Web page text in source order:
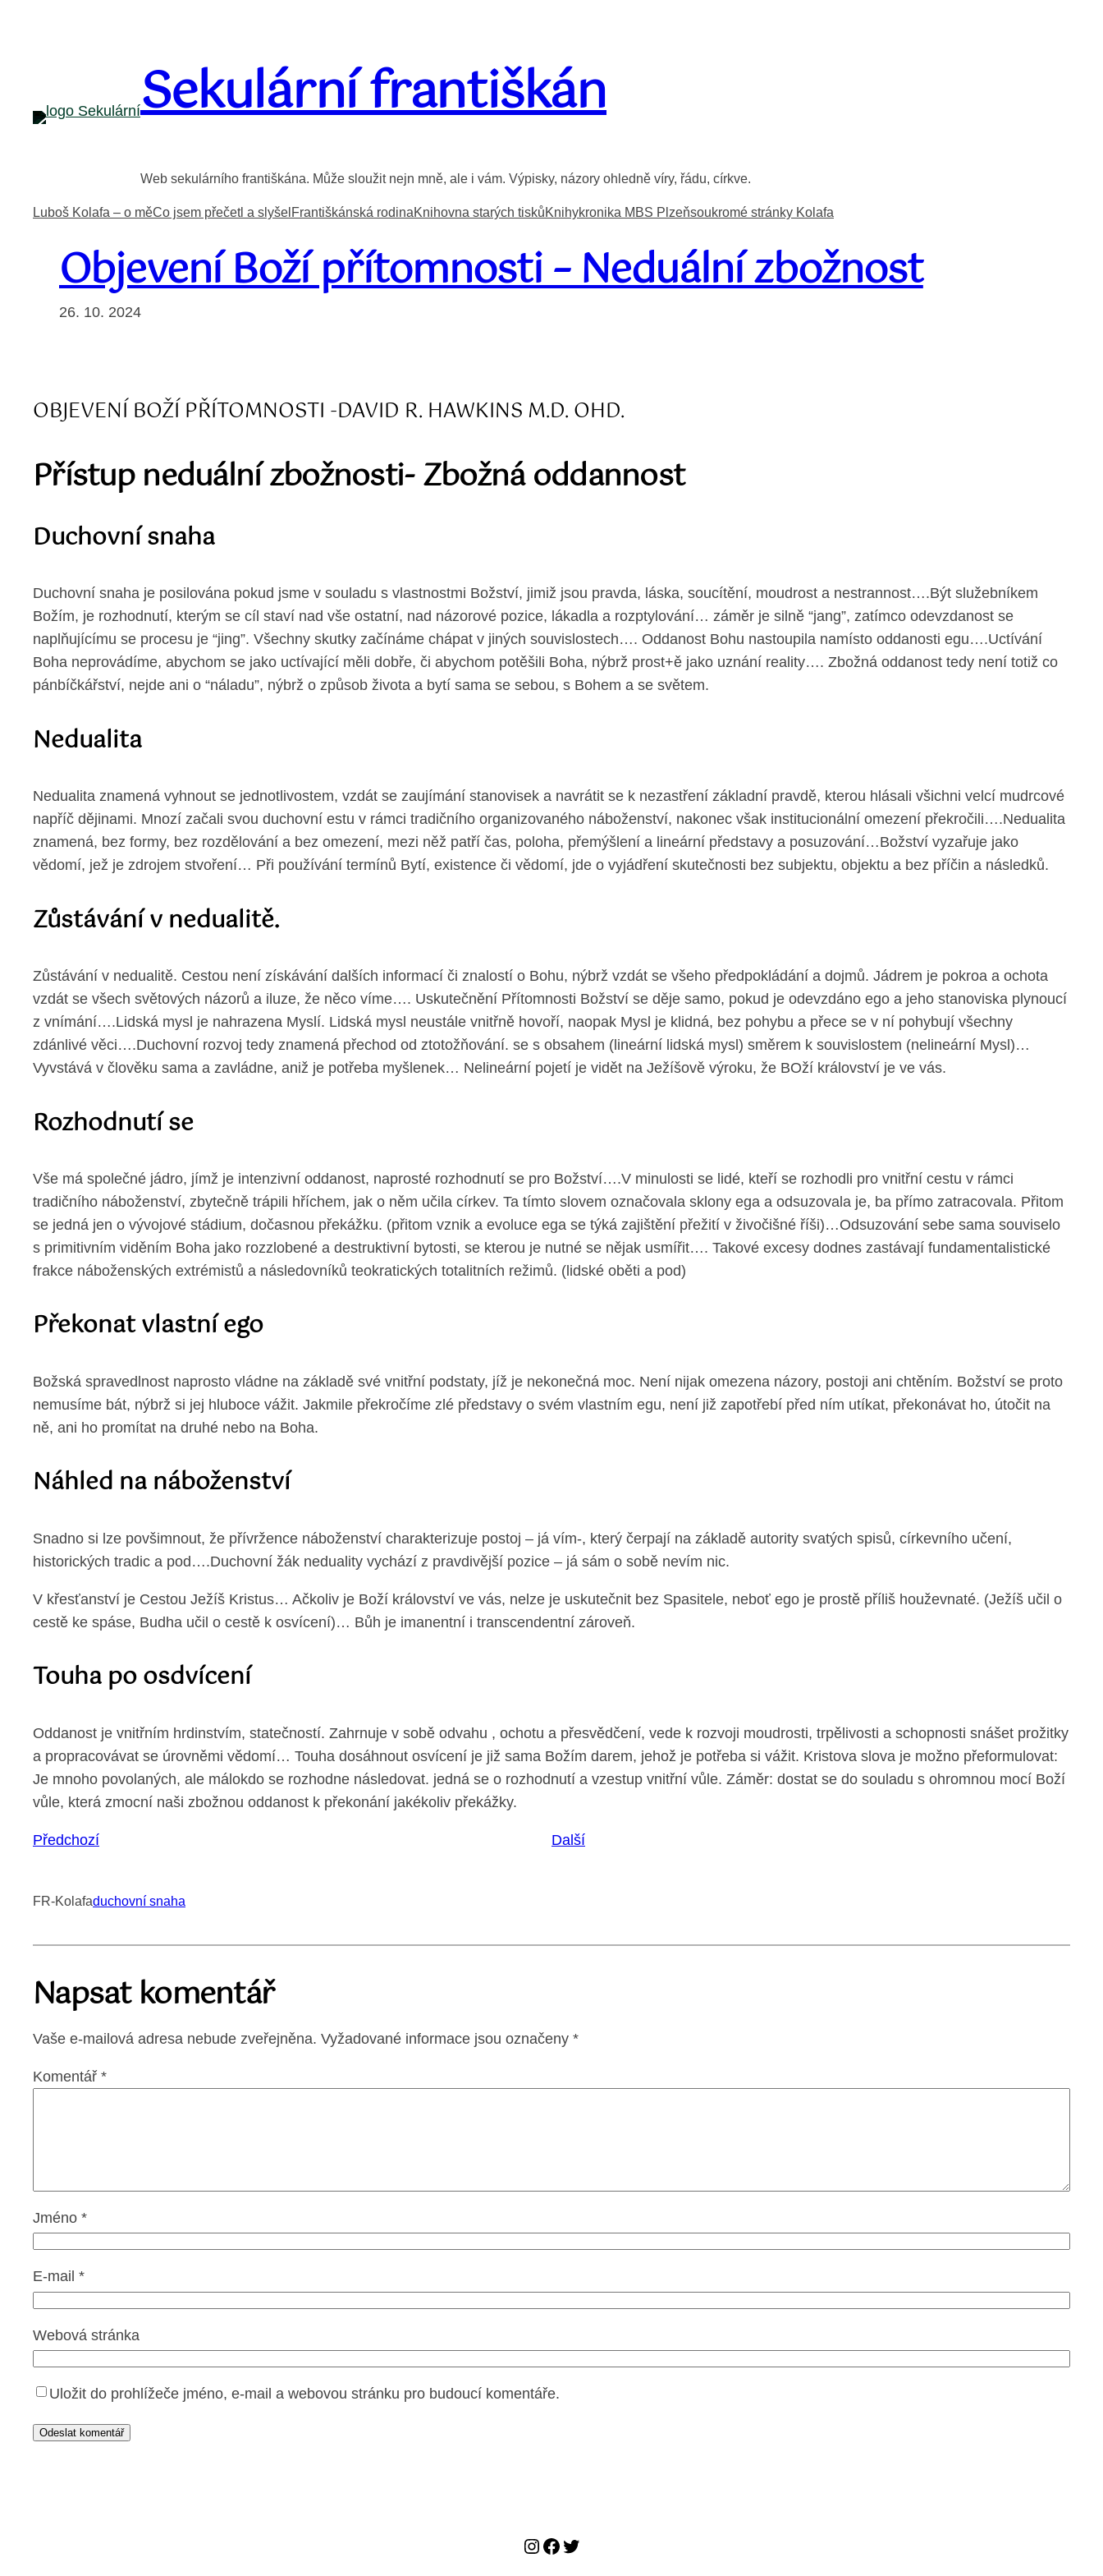
Sekulární františkán
Web sekulárního františkána. Může sloužit nejn mně, ale i vám. Výpisky, názory ohledně víry, řádu, církve.
Luboš Kolafa – o měCo jsem přečetl a slyšel Františkánská rodinaKnihovna starých tiskůKnihykronika MBS Plzeňsoukromé stránky Kolafa
Objevení Boží přítomnosti – Neduální zbožnost
26. 10. 2024
OBJEVENÍ BOŽÍ PŘÍTOMNOSTI -DAVID R. HAWKINS M.D. OHD.
Přístup neduální zbožnosti- Zbožná oddannost
Duchovní snaha
Duchovní snaha je posilována pokud jsme v souladu s vlastnostmi Božství, jimiž jsou pravda, láska, soucítění, moudrost a nestrannost….Být služebníkem
Božím, je rozhodnutí, kterým se cíl staví nad vše ostatní, nad názorové pozice, lákadla a rozptylování… záměr je silně “jang”, zatímco odevzdanost se
naplňujícímu se procesu je “jing”. Všechny skutky začínáme chápat v jiných souvislostech…. Oddanost Bohu nastoupila namísto oddanosti egu….Uctívání
Boha neprovádíme, abychom se jako uctívající měli dobře, či abychom potěšili Boha, nýbrž prost+ě jako uznání reality…. Zbožná oddanost tedy není totiž co
pánbíčkářství, nejde ani o “náladu”, nýbrž o způsob života a bytí sama se sebou, s Bohem a se světem.
Nedualita
Nedualita znamená vyhnout se jednotlivostem, vzdát se zaujímání stanovisek a navrátit se k nezastření základní pravdě, kterou hlásali všichni velcí mudrcové
napříč dějinami. Mnozí začali svou duchovní estu v rámci tradičního organizovaného náboženství, nakonec však institucionální omezení překročili….Nedualita
znamená, bez formy, bez rozdělování a bez omezení, mezi něž patří čas, poloha, přemýšlení a lineární představy a posuzování…Božství vyzařuje jako
vědomí, jež je zdrojem stvoření… Při používání termínů Bytí, existence či vědomí, jde o vyjádření skutečnosti bez subjektu, objektu a bez příčin a následků.
Zůstávání v nedualitě.
Zůstávání v nedualitě. Cestou není získávání dalších informací či znalostí o Bohu, nýbrž vzdát se všeho předpokládání a dojmů. Jádrem je pokroa a ochota
vzdát se všech světových názorů a iluze, že něco víme…. Uskutečnění Přítomnosti Božství se děje samo, pokud je odevzdáno ego a jeho stanoviska plynoucí
z vnímání….Lidská mysl je nahrazena Myslí. Lidská mysl neustále vnitřně hovoří, naopak Mysl je klidná, bez pohybu a přece se v ní pohybují všechny
zdánlivé věci….Duchovní rozvoj tedy znamená přechod od ztotožňování. se s obsahem (lineární lidská mysl) směrem k souvislostem (nelineární Mysl)…
Vyvstává v člověku sama a zavládne, aniž je potřeba myšlenek… Nelineární pojetí je vidět na Ježíšově výroku, že BOží království je ve vás.
Rozhodnutí se
Vše má společné jádro, jímž je intenzivní oddanost, naprosté rozhodnutí se pro Božství….V minulosti se lidé, kteří se rozhodli pro vnitřní cestu v rámci
tradičního náboženství, zbytečně trápili hříchem, jak o něm učila církev. Ta tímto slovem označovala sklony ega a odsuzovala je, ba přímo zatracovala. Přitom
se jedná jen o vývojové stádium, dočasnou překážku. (přitom vznik a evoluce ega se týká zajištění přežití v živočišné říši)…Odsuzování sebe sama souviselo
s primitivním viděním Boha jako rozzlobené a destruktivní bytosti, se kterou je nutné se nějak usmířit…. Takové excesy dodnes zastávají fundamentalistické
frakce náboženských extrémistů a následovníků teokratických totalitních režimů. (lidské oběti a pod)
Překonat vlastní ego
Božská spravedlnost naprosto vládne na základě své vnitřní podstaty, jíž je nekonečná moc. Není nijak omezena názory, postoji ani chtěním. Božství se proto
nemusíme bát, nýbrž si jej hluboce vážit. Jakmile překročíme zlé představy o svém vlastním egu, není již zapotřebí před ním utíkat, překonávat ho, útočit na
ně, ani ho promítat na druhé nebo na Boha.
Náhled na náboženství
Snadno si lze povšimnout, že přívržence náboženství charakterizuje postoj – já vím-, který čerpají na základě autority svatých spisů, církevního učení,
historických tradic a pod….Duchovní žák neduality vychází z pravdivější pozice – já sám o sobě nevím nic.
V křesťanství je Cestou Ježíš Kristus… Ačkoliv je Boží království ve vás, nelze je uskutečnit bez Spasitele, neboť ego je prostě příliš houževnaté. (Ježíš učil o
cestě ke spáse, Budha učil o cestě k osvícení)… Bůh je imanentní i transcendentní zároveň.
Touha po osdvícení
Oddanost je vnitřním hrdinstvím, statečností. Zahrnuje v sobě odvahu , ochotu a přesvědčení, vede k rozvoji moudrosti, trpělivosti a schopnosti snášet prožitky
a propracovávat se úrovněmi vědomí… Touha dosáhnout osvícení je již sama Božím darem, jehož je potřeba si vážit. Kristova slova je možno přeformulovat:
Je mnoho povolaných, ale málokdo se rozhodne následovat. jedná se o rozhodnutí a vzestup vnitřní vůle. Záměr: dostat se do souladu s ohromnou mocí Boží
vůle, která zmocní naši zbožnou oddanost k překonání jakékoliv překážky.
Předchozí Další
FR-Kolafaduchovní snaha
Napsat komentář
Vaše e-mailová adresa nebude zveřejněna. Vyžadované informace jsou označeny *
Komentář *
Jméno *
E-mail *
Webová stránka
Uložit do prohlížeče jméno, e-mail a webovou stránku pro budoucí komentáře.
Instagram
Facebook
Twitter